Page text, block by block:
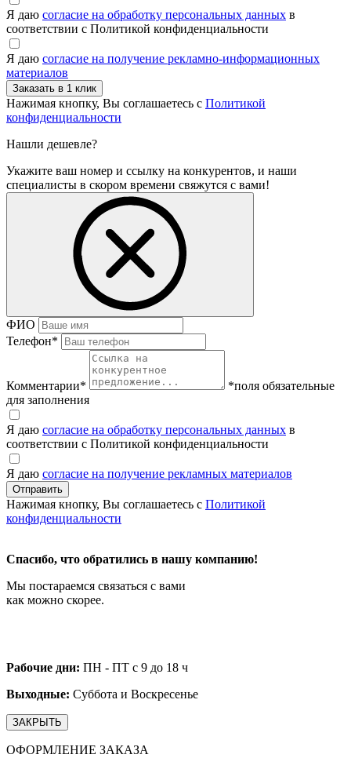
Я даю согласие на обработку персональных данных в
соответствии с Политикой конфиденциальности
Я даю согласие на получение рекламно-информационных
материалов
Нажимая кнопку, Вы соглашаетесь с Политикой
конфиденциальности
Нашли дешевле?
Укажите ваш номер и ссылку на конкурентов, и наши
специалисты в скором времени свяжутся с вами!
ФИО
Телефон*
Комментарии*
*поля обязательные
для заполнения
Я даю согласие на обработку персональных данных в
соответствии с Политикой конфиденциальности
Я даю согласие на получение рекламных материалов
Нажимая кнопку, Вы соглашаетесь с Политикой
конфиденциальности
Спасибо, что обратились в нашу компанию!
Мы постараемся связаться с вами
как можно скорее.
Рабочие дни: ПН - ПТ с 9 до 18 ч
Выходные: Суббота и Воскресенье
ЗАКРЫТЬ
ОФОРМЛЕНИЕ ЗАКАЗА